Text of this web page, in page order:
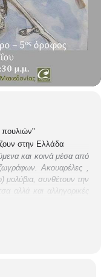
πουλιών"
στην Ελλάδα
και κοινά μέσα από
Ακουαρέλες ,
μολύβια, συνθέτουν την
αλλά και αλληγορικές
μέσα στον μαγικό
που συνθέτουν την
κόσμο των ανθρώπων